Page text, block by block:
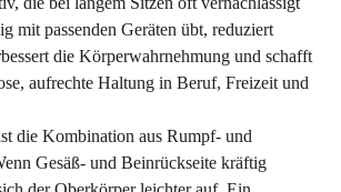
mit passenden Geräten übt, reduziert
die Körperwahrnehmung und schafft
aufrechte Haltung in Beruf, Freizeit und
die Kombination aus Rumpf- und
Gesäß- und Beinrückseite kräftig